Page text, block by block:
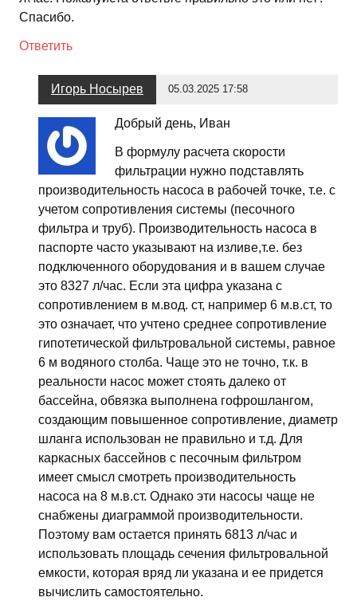
Спасибо.
Ответить
Игорь Носырев 05.03.2025 17:58
Добрый день, Иван
В формулу расчета скорости
фильтрации нужно подставлять
производительность насоса в рабочей точке, т.е. с
учетом сопротивления системы (песочного
фильтра и труб). Производительность насоса в
паспорте часто указывают на изливе,т.е. без
подключенного оборудования и в вашем случае
это 8327 л/час. Если эта цифра указана с
сопротивлением в м.вод. ст, например 6 м.в.ст, то
это означает, что учтено среднее сопротивление
гипотетической фильтровальной системы, равное
6 м водяного столба. Чаще это не точно, т.к. в
реальности насос может стоять далеко от
бассейна, обвязка выполнена гофрошлангом,
создающим повышенное сопротивление, диаметр
шланга использован не правильно и т.д. Для
каркасных бассейнов с песочным фильтром
имеет смысл смотреть производительность
насоса на 8 м.в.ст. Однако эти насосы чаще не
снабжены диаграммой производительности.
Поэтому вам остается принять 6813 л/час и
использовать площадь сечения фильтровальной
емкости, которая вряд ли указана и ее придется
вычислить самостоятельно.